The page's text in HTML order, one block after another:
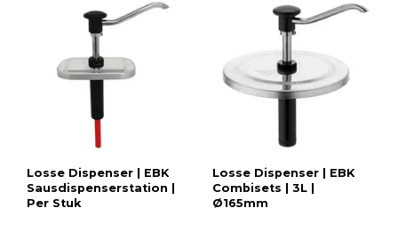
Losse Dispenser | EBK
Sausdispenserstation |
Per Stuk
Losse Dispenser | EBK
Combisets | 3L |
Ø165mm